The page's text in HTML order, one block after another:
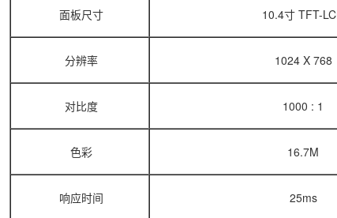
面板尺寸 10.4寸 TFT-
分辨率 1024 X 768
对比度 1000 : 1
色彩 16.7M
响应时间 25ms